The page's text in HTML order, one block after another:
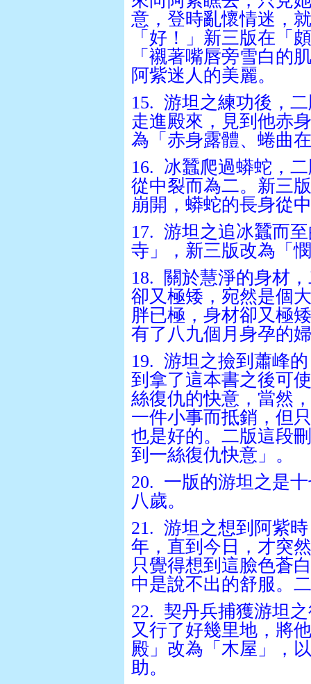
意，登時亂懷情迷，
「好！」新三版在「
「襯著嘴唇旁雪白的
阿紫迷人的美麗。
15. 游坦之練功後，
走進殿來，見到他赤
為「赤身露體、蜷曲
16.
冰蠶爬過蟒蛇，
從中裂而為二。新三
崩開，蟒蛇的長身從
17. 游坦之追冰蠶而
寺」，新三版改為「
18.
關於慧淨的身材
卻又極矮，宛然是個
胖已極，身材卻又極
有了八九個月身孕的
19. 游坦之撿到蕭峰
到拿了這本書之後可
絲復仇的快意，當然
一件小事而抵銷，但
也是好的。二版這段
到一絲復仇快意」。
20.
一版的游坦之是
八歲。
21. 游坦之想到阿紫
年，直到今日，才突
只覺得想到這臉色蒼
中是說不出的舒服。
22.
契丹兵捕獲游坦
又行了好幾里地，將
殿」改為「木屋」，
助。